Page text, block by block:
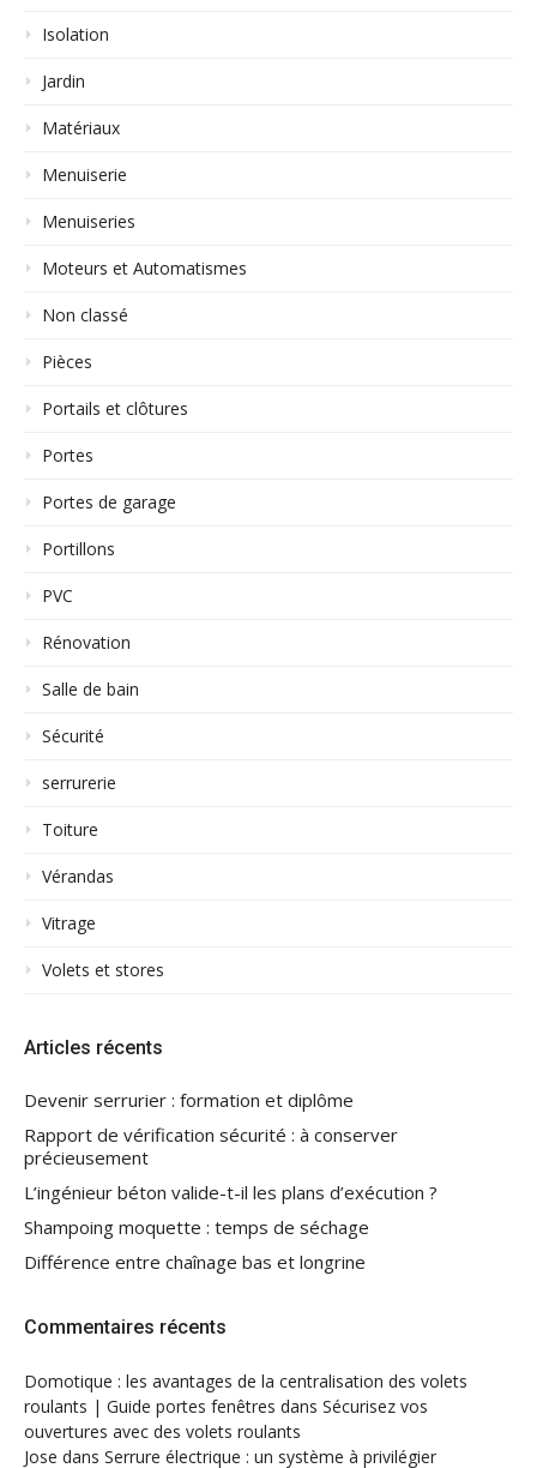
Isolation
Jardin
Matériaux
Menuiserie
Menuiseries
Moteurs et Automatismes
Non classé
Pièces
Portails et clôtures
Portes
Portes de garage
Portillons
PVC
Rénovation
Salle de bain
Sécurité
serrurerie
Toiture
Vérandas
Vitrage
Volets et stores
Articles récents
Devenir serrurier : formation et diplôme
Rapport de vérification sécurité : à conserver
précieusement
L’ingénieur béton valide-t-il les plans d’exécution ?
Shampoing moquette : temps de séchage
Différence entre chaînage bas et longrine
Commentaires récents
Domotique : les avantages de la centralisation des volets
roulants | Guide portes fenêtres dans Sécurisez vos
ouvertures avec des volets roulants
Jose dans Serrure électrique : un système à privilégier